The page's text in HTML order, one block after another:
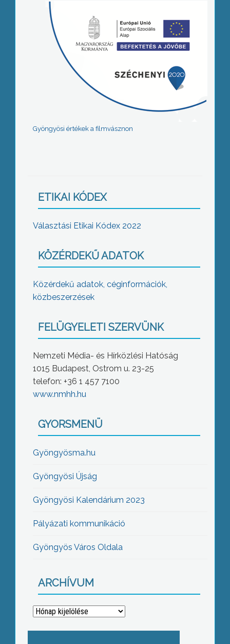
Gyöngyösi értékek a filmvásznon
ETIKAI KÓDEX
Választási Etikai Kódex 2022
KÖZÉRDEKŰ ADATOK
Közérdekű adatok, céginformációk,
közbeszerzések
FELÜGYELETI SZERVÜNK
Nemzeti Média- és Hírközlési Hatóság
1015 Budapest, Ostrom u. 23-25
telefon: +36 1 457 7100
www.nmhh.hu
GYORSMENÜ
Gyöngyösma.hu
Gyöngyösi Újság
Gyöngyösi Kalendárium 2023
Pályázati kommunikáció
Gyöngyös Város Oldala
ARCHÍVUM
Archívum